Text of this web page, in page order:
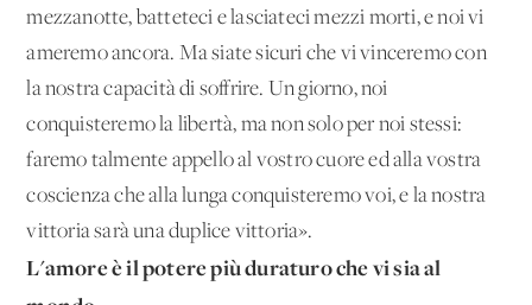
mezzanotte, batteteci e lasciateci mezzi morti, e noi vi
ameremo ancora. Ma siate sicuri che vi vinceremo con
la nostra capacità di soffrire. Un giorno, noi
conquisteremo la libertà, ma non solo per noi stessi:
faremo talmente appello al vostro cuore ed alla vostra
coscienza che alla lunga conquisteremo voi, e la nostra
vittoria sarà una duplice vittoria».
L'amore è il potere più duraturo che vi sia al